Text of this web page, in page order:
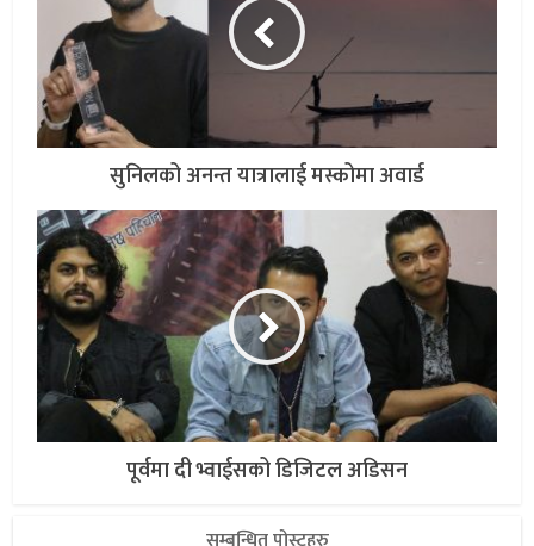
सुनिलको अनन्त यात्रालाई मस्कोमा अवार्ड
पूर्वमा दी भ्वाईसको डिजिटल अडिसन